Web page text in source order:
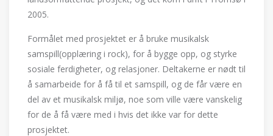
2005.
Formålet med prosjektet er å bruke musikalsk
samspill(opplæring i rock), for å bygge opp, og styrke
sosiale ferdigheter, og relasjoner. Deltakerne er nødt til
å samarbeide for å få til et samspill, og de får være en
del av et musikalsk miljø, noe som ville være vanskelig
for de å få være med i hvis det ikke var for dette
prosjektet.